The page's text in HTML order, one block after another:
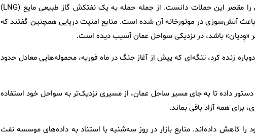
ایران مسئولیت حملات به کشتی‌ها را نپذیرفت، اما قطر ایران را مقصر این حملات دانست. از جمله حمله به یک نفتکش گاز طبیعی مایع (LNG)
آتش‌سوزی در موتورخانه آن شده است. منابع امنیت دریایی همچنین گفتند که
«وِدیان» باشد، در نزدیکی سواحل عمان آسیب دیده است.
زنده کرد، تنگه‌ای که پیش از آغاز جنگ در ماه فوریه، محموله‌هایی معادل حدود
داده تا به جای مسیر ساحل عمان، از مسیری نزدیک‌تر به سواحل خود استفاده
برای همه آزاد باقی بماند.
را کاهش داده‌اند. منابع بازار در روز سه‌شنبه با استناد به داده‌های موسسه نفت